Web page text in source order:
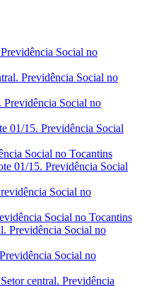
Social no
Previdência Social no
Social no
01/15. Previdência Social
Social no Tocantins
01/15. Previdência Social
Social no
Social no Tocantins
Previdência Social no
Social no
central. Previdência